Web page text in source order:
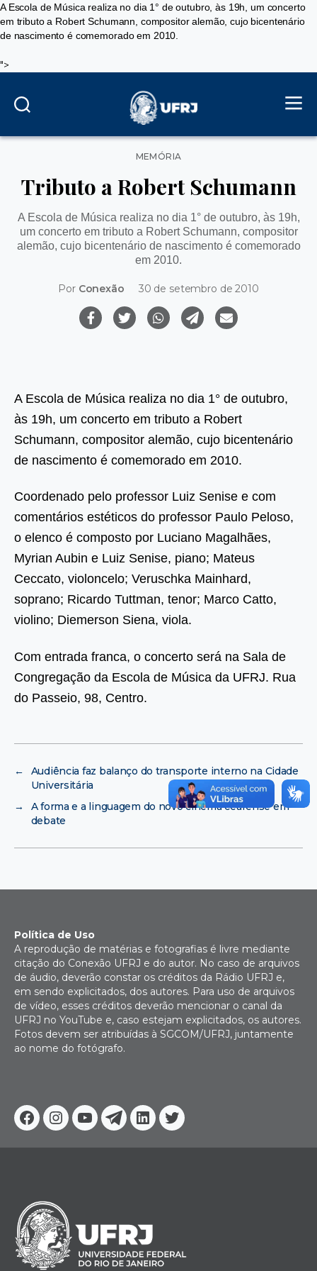
A Escola de Música realiza no dia 1° de outubro, às 19h, um concerto
em tributo a Robert Schumann, compositor alemão, cujo bicentenário
de nascimento é comemorado em 2010.
">
Categorias
MEMÓRIA
Tributo a Robert Schumann
A Escola de Música realiza no dia 1° de outubro, às 19h,
um concerto em tributo a Robert Schumann, compositor
alemão, cujo bicentenário de nascimento é comemorado
em 2010.
Por Conexão 30 de setembro de 2010
A Escola de Música realiza no dia 1° de outubro,
às 19h, um concerto em tributo a Robert
Schumann, compositor alemão, cujo bicentenário
de nascimento é comemorado em 2010.
Coordenado pelo professor Luiz Senise e com
comentários estéticos do professor Paulo Peloso,
o elenco é composto por Luciano Magalhães,
Myrian Aubin e Luiz Senise, piano; Mateus
Ceccato, violoncelo; Veruschka Mainhard,
soprano; Ricardo Tuttman, tenor; Marco Catto,
violino; Diemerson Siena, viola.
Com entrada franca, o concerto será na Sala de
Congregação da Escola de Música da UFRJ. Rua
do Passeio, 98, Centro.
←
Audiência faz balanço do transporte interno na Cidade
Universitária
→
A forma e a linguagem do novo cinema cearense em
debate
Facebook
Instagram
YoutubeTelegram
Linkedin
Twitter
Política de Uso
A reprodução de matérias e fotografias é livre mediante
citação do Conexão UFRJ e do autor. No caso de arquivos
de áudio, deverão constar os créditos da Rádio UFRJ e,
em sendo explicitados, dos autores. Para uso de arquivos
de vídeo, esses créditos deverão mencionar o canal da
UFRJ no YouTube e, caso estejam explicitados, os autores.
Fotos devem ser atribuídas à SGCOM/UFRJ, juntamente
ao nome do fotógrafo.